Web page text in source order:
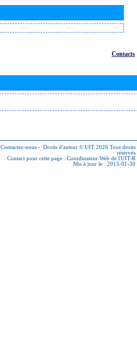
Contacts
Contactez-nous - Droits d'auteur © UIT 2026 Tous droits
réservés
Contact pour cette page : Coordinateur Web de l'UIT-R
Mis à jour le : 2013-01-30